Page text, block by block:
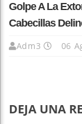
Golpe A La
Cabecillas
Adm3 06
DEJA UNA